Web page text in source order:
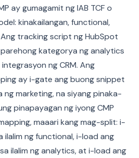
ay gumagamit ng IAB TCF o
kinakailangan, functional,
tracking script ng HubSpot
kategorya ng analytics
ng CRM. Ang
ay i-gate ang buong snippet
ng marketing, na siyang pinaka-
pinapayagan ng iyong CMP
maaari kang mag-split: i-
ilalim ng functional, i-load ang
ilalim ng analytics, at i-load ang